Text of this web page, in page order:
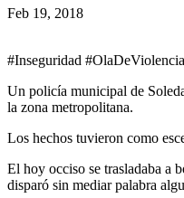
Feb 19, 2018
#Inseguridad
Un policía municipal de
la zona metropolitana.
Los hechos tuvieron como
El hoy occiso se trasladaba a
disparó sin mediar palabra